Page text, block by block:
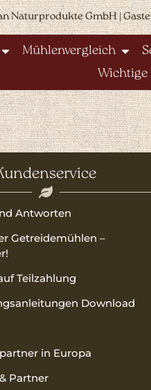
Naturprodukte GmbH |
Mühlenvergleich
Wichtige
Antworten
Getreidemühlen –
Teilzahlung
Download
in Europa
Partner